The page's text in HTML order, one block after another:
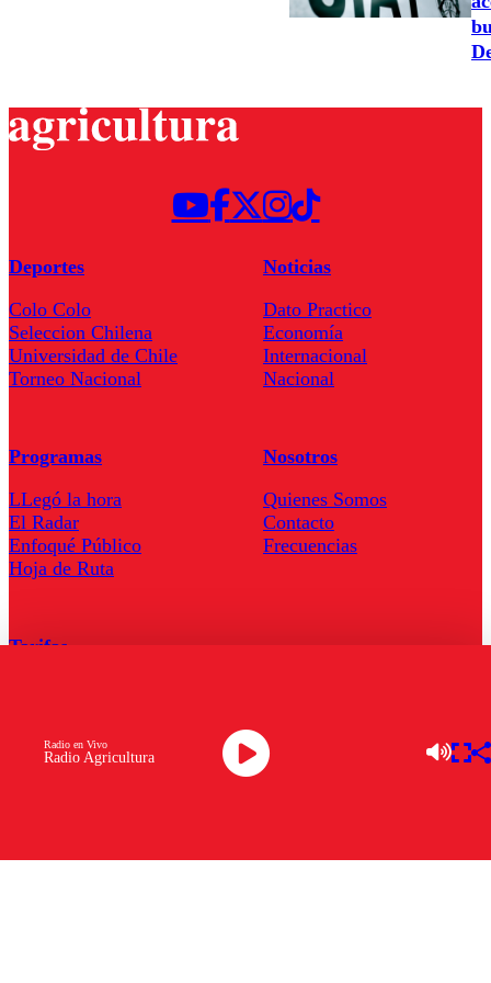
Radio Agricultura
Radio en Vivo
Deportes
Colo Colo
Seleccion Chilena
Universidad de Chile
Torneo Nacional
Noticias
Dato Practico
Economía
Internacional
Nacional
Programas
LLegó la hora
El Radar
Enfoqué Público
Hoja de Ruta
Nosotros
Quienes Somos
Contacto
Frecuencias
Tarifas
Descarga la APP